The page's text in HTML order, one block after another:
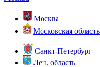
Москва
Московская область
Санкт-Петербург
Лен. область